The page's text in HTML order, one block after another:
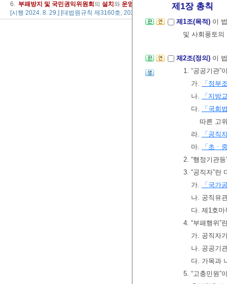
6. 부패 방지 및 국민권익위원회 의 설치 와 운영 의 시행에 관한대법
[시행 2024. 8. 29.] [대법원규칙 제3160호, 2024. 8. 29., 일부개정]
제1장 총칙
제1조(목적) 이
및 사회풍토
제2조(정의) 이
1. “공공기관”
가.
「정부
나.
「지방
다.
「국회
따른 고
라.
「공직
마.
「초ㆍ
2. “행정기관
3. “공직자”란
가.
「국가
나. 공직유
다. 제1호
4. “부패행위”
가. 공직자
나. 공공기
다. 가목과
5. “고충민원”